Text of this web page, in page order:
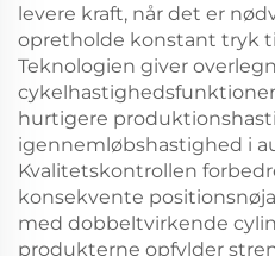
levere kraft, når det er
opretholde konstant tryk
Teknologien giver
hurtigere
igennemløbshastighed i
Kvalitetskontrollen
konsekvente
med dobbeltvirkende
produkterne opfylder